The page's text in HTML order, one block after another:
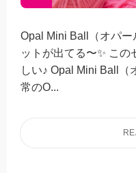
Opal Mini Ball（オパ
ットが出てる〜✨ こ
しい♪ Opal Mini Ball（
常のO...